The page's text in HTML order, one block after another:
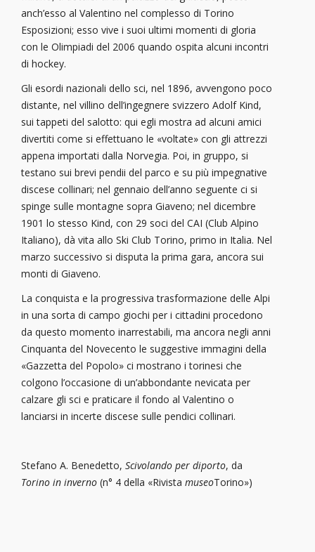
anch’esso al Valentino nel complesso di Torino
Esposizioni; esso vive i suoi ultimi momenti di gloria
con le Olimpiadi del 2006 quando ospita alcuni incontri
di hockey.
Gli esordi nazionali dello sci, nel 1896, avvengono poco
distante, nel villino dell’ingegnere svizzero Adolf Kind,
sui tappeti del salotto: qui egli mostra ad alcuni amici
divertiti come si effettuano le «voltate» con gli attrezzi
appena importati dalla Norvegia. Poi, in gruppo, si
testano sui brevi pendii del parco e su più impegnative
discese collinari; nel gennaio dell’anno seguente ci si
spinge sulle montagne sopra Giaveno; nel dicembre
1901 lo stesso Kind, con 29 soci del CAI (Club Alpino
Italiano), dà vita allo Ski Club Torino, primo in Italia. Nel
marzo successivo si disputa la prima gara, ancora sui
monti di Giaveno.
La conquista e la progressiva trasformazione delle Alpi
in una sorta di campo giochi per i cittadini procedono
da questo momento inarrestabili, ma ancora negli anni
Cinquanta del Novecento le suggestive immagini della
«Gazzetta del Popolo» ci mostrano i torinesi che
colgono l’occasione di un’abbondante nevicata per
calzare gli sci e praticare il fondo al Valentino o
lanciarsi in incerte discese sulle pendici collinari.
Stefano A. Benedetto, Scivolando per diporto, da
Torino in inverno (n° 4 della «Rivista museoTorino»)